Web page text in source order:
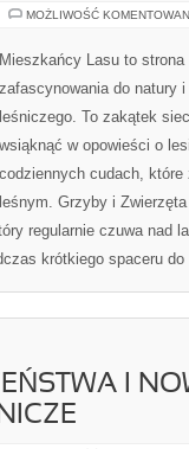
MOŻLIWOŚĆ
Mieszkańcy Lasu to
zafascynowania do natury
leśniczego. To zakątek
wsiąknąć w opowieści o
codziennych cudach,
leśnym. Grzyby i
regularnie czuwa nad
krótkiego spaceru
I